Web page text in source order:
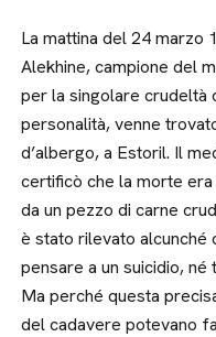
La mattina del 24 marzo
Alekhine, campione del
per la singolare crudeltà
personalità, venne
d’albergo, a Estoril. Il
certificò che la morte
da un pezzo di carne
è stato rilevato
pensare a un suicidio, né
Ma perché questa
del cadavere potevano